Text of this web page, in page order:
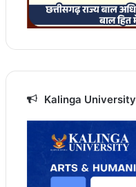
Kalinga University